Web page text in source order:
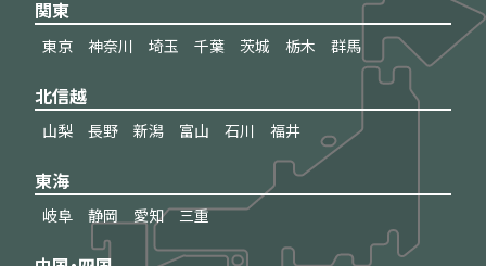
関東
東京 神奈川 埼玉 千葉 茨城 栃木 群馬
北信越
山梨 長野 新潟 富山 石川 福井
東海
岐阜 静岡 愛知 三重